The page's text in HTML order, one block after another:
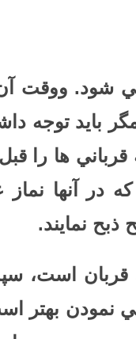
شود. ووقت آن
بايد توجه
ها را قبل
در آنها نماز
نمايند.
قربان است،
نمودن بهتر